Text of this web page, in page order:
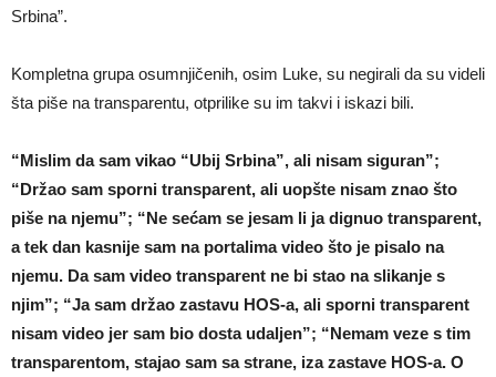
Srbina”.
Kompletna grupa osumnjičenih, osim Luke, su negirali da su videli
šta piše na transparentu, otprilike su im takvi i iskazi bili.
“Mislim da sam vikao “Ubij Srbina”, ali nisam siguran”;
“Držao sam sporni transparent, ali uopšte nisam znao što
piše na njemu”; “Ne sećam se jesam li ja dignuo transparent,
a tek dan kasnije sam na portalima video što je pisalo na
njemu. Da sam video transparent ne bi stao na slikanje s
njim”; “Ja sam držao zastavu HOS-a, ali sporni transparent
nisam video jer sam bio dosta udaljen”; “Nemam veze s tim
transparentom, stajao sam sa strane, iza zastave HOS-a. O